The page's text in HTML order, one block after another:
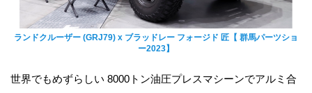
ランドクルーザー (GRJ79) x ブラッドレー フォージド 匠【 群馬パーツショ
ー2023】
世界でもめずらしい 8000トン油圧プレスマシーンでアルミ合